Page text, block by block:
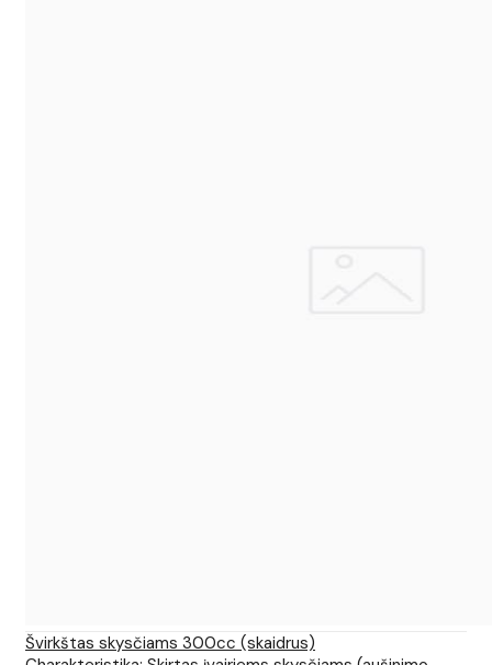
Švirkštas skysčiams 300cc (skaidrus)